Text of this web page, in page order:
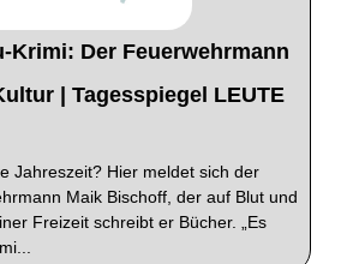
Krimi: Der Feuerwehrmann
| Tagesspiegel LEUTE
Jahreszeit? Hier meldet sich der
Maik Bischoff, der auf Blut und
Freizeit schreibt er Bücher. „Es